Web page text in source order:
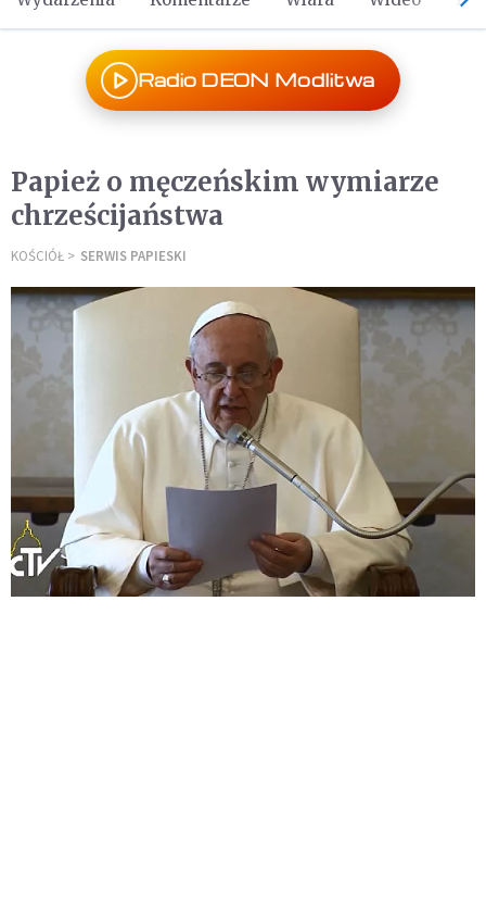
Radio DEON Modlitwa
Papież o męczeńskim wymiarze
chrześcijaństwa
KOŚCIÓŁ SERWIS PAPIESKI